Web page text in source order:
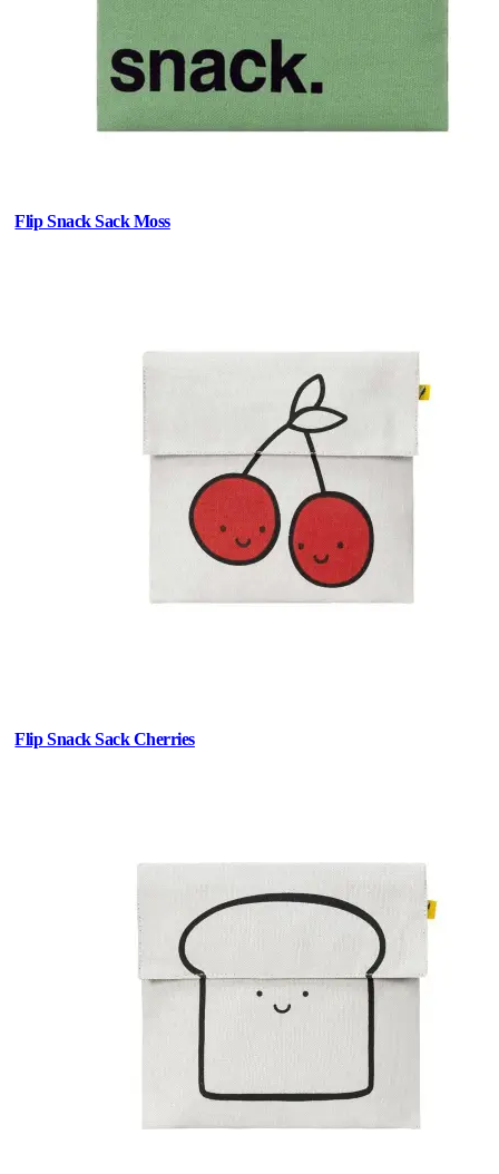
Flip Snack Sack Moss
Flip Snack Sack Cherries